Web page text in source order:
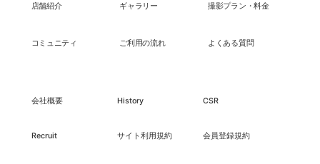
店舗紹介 ギャラリー 撮影プラン・料金
コミュニティ ご利用の流れ よくある質問
会社概要 History CSR
Recruit サイト利用規約 会員登録規約